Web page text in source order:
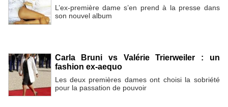
L’ex-première dame s’en prend à la presse dans
son nouvel album
Carla Bruni vs Valérie Trierweiler : un
fashion ex-aequo
Les deux premières dames ont choisi la sobriété
pour la passation de pouvoir